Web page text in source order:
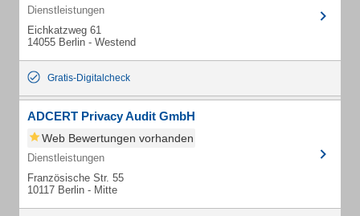
Dienstleistungen
Eichkatzweg 61
14055 Berlin - Westend
Gratis-Digitalcheck
ADCERT Privacy Audit GmbH
Web Bewertungen vorhanden
Dienstleistungen
Französische Str. 55
10117 Berlin - Mitte